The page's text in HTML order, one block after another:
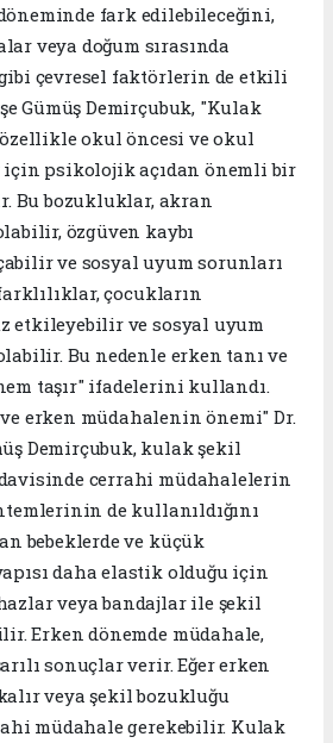
fark edilebileceğini,
veya doğum sırasında
çevresel faktörlerin de etkili
Gümüş Demirçubuk, "Kulak
okul öncesi ve okul
için psikolojik açıdan önemli bir
Bu bozukluklar, akran
özgüven kaybı
ve sosyal uyum sorunları
çocukların
etkileyebilir ve sosyal uyum
Bu nedenle erken tanı ve
taşır" ifadelerini kullandı.
erken müdahalenin önemi" Dr.
Demirçubuk, kulak şekil
cerrahi müdahalelerin
de kullanıldığını
bebeklerde ve küçük
daha elastik olduğu için
veya bandajlar ile şekil
Erken dönemde müdahale,
sonuçlar verir. Eğer erken
veya şekil bozukluğu
müdahale gerekebilir. Kulak